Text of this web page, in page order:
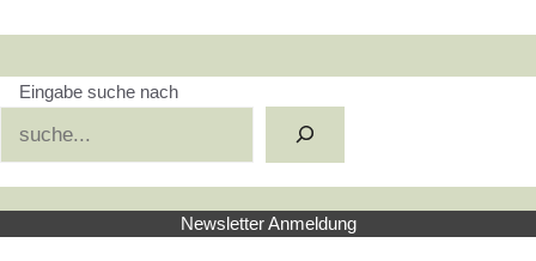
Eingabe suche nach
Newsletter Anmeldung